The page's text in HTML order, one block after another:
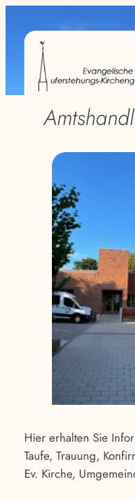
Hier erhalten Sie
Taufe, Trauung,
Ev. Kirche,